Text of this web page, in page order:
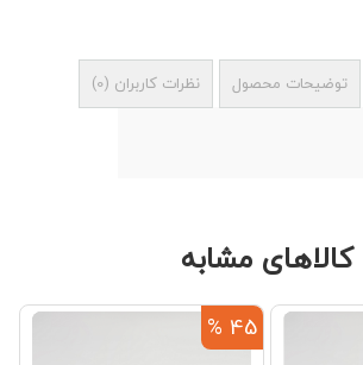
توضیحات محصول نظرات کاربران (
0
)
کالاهای مشابه
45 %